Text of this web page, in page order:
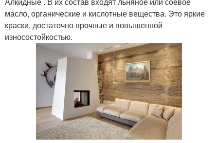
масло, органические и кислотные вещества. Это яркие
краски, достаточно прочные и повышенной
износостойкостью.